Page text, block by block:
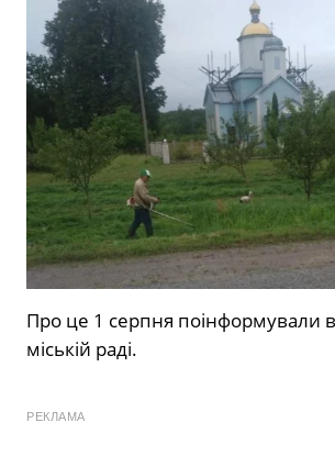
Про це 1 серпня поінформували
міській раді.
РЕКЛАМА